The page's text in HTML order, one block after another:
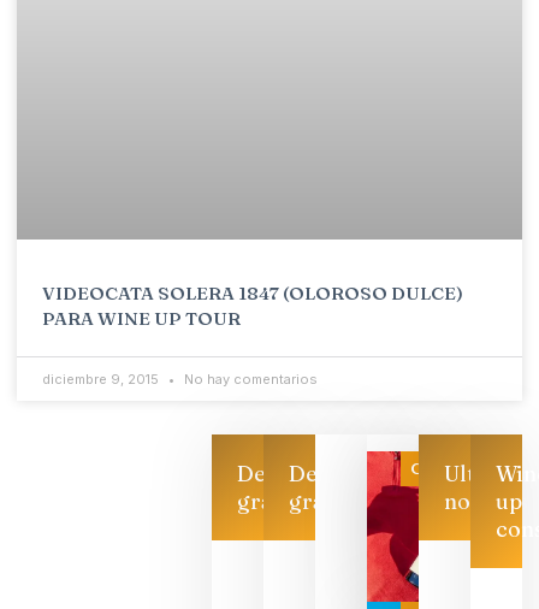
VIDEOCATA SOLERA 1847 (OLOROSO DULCE)
PARA WINE UP TOUR
diciembre 9, 2015 No hay comentarios
Descarga
gratis
Descarga
gratis
CategoríaUltimas
noticias
up